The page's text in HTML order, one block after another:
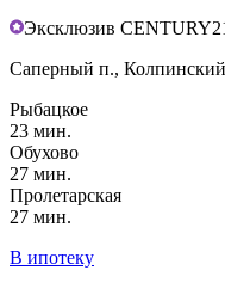
Эксклюзив
Саперный п.,
Рыбацкое
23 мин.
Обухово
27 мин.
Пролетарская
27 мин.
В ипотеку